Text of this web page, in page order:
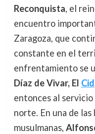
Reconquista, el
encuentro
Zaragoza, que
constante en el
enfrentamiento se
Díaz de Vivar, El Cid
entonces al
norte. En una de
musulmanas,